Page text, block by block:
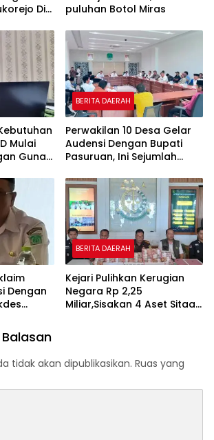
Di
puluhan Botol Miras
Mulai
Guna
BERITA DAERAH
Perwakilan 10 Desa Gelar
Audensi Dengan Bupati
Pasuruan, Ini Sejumlah
Dengan
BERITA DAERAH
Kejari Pulihkan Kerugian
Negara Rp 2,25
Miliar,Sisakan 4 Aset Sitaan
tidak akan dipublikasikan. Ruas yang